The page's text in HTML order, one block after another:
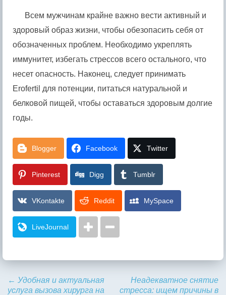
Всем мужчинам крайне важно вести активный и
здоровый образ жизни, чтобы обезопасить себя от
обозначенных проблем. Необходимо укреплять
иммунитет, избегать стрессов всего остального, что
несет опасность. Наконец, следует принимать
Erofertil для потенции, питаться натуральной и
белковой пищей, чтобы оставаться здоровым долгие
годы.
Blogger Facebook Twitter
Pinterest Digg Tumblr
VKontakte Reddit MySpace
LiveJournal
← Удобная и актуальная
услуга вызова хирурга на
Неадекватное снятие
стресса: ищем причины в